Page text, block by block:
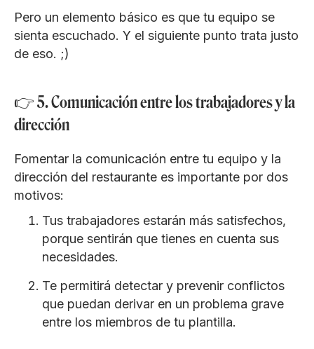
Pero un elemento básico es que tu equipo se
sienta escuchado. Y el siguiente punto trata justo
de eso. ;)
👉 5. Comunicación entre los trabajadores y la
dirección
Fomentar la comunicación entre tu equipo y la
dirección del restaurante es importante por dos
motivos:
Tus trabajadores estarán más satisfechos,
porque sentirán que tienes en cuenta sus
necesidades.
Te permitirá detectar y prevenir conflictos
que puedan derivar en un problema grave
entre los miembros de tu plantilla.